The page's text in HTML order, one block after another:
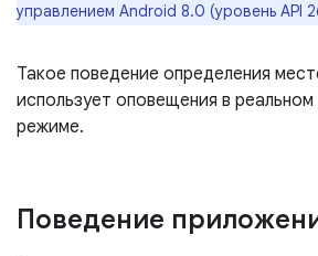
управлением Android 8.0 (уровень API
Такое поведение определения
использует оповещения в
режиме.
Поведение